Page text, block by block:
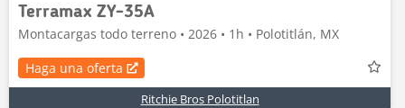
Terramax ZY-35A
Montacargas todo terreno • 2026 • 1h • Polotitlán, MX
Haga una oferta
Ritchie Bros Polotitlan